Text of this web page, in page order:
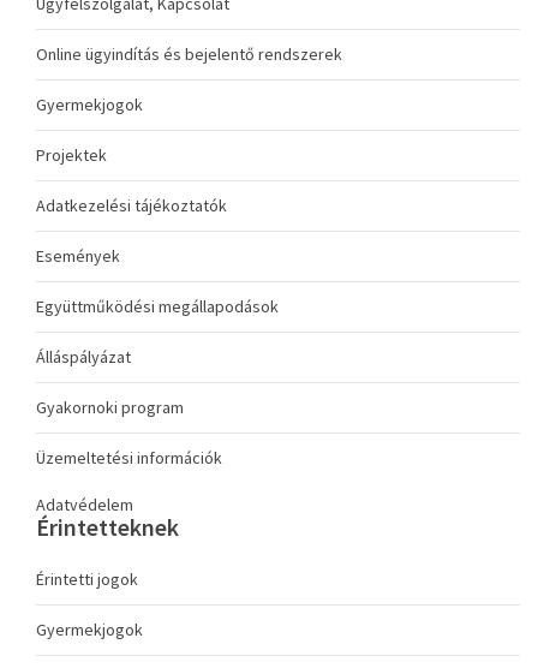
Online ügyindítás és bejelentő rendszerek
Gyermekjogok
Projektek
Adatkezelési tájékoztatók
Események
Együttműködési megállapodások
Álláspályázat
Gyakornoki program
Üzemeltetési információk
Adatvédelem
Érintetteknek
Érintetti jogok
Gyermekjogok